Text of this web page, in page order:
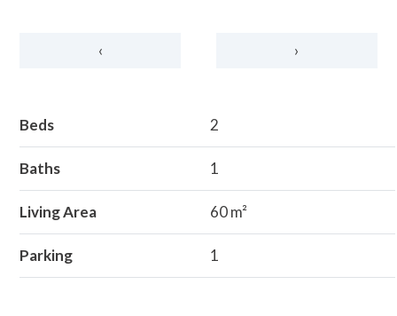
‹ ›
Beds 2
Baths 1
Living Area 60 m²
Parking 1